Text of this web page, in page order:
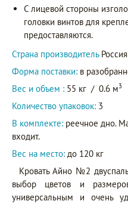
С лицевой стороны
головки винтов для
предоставляются.
Страна производитель Россия
Форма поставки: в
Вес и объем : 55 кг / 0.6 м3
Количество упаковок: 3
В комплекте: реечное дно.
входит.
Вес на место: до 120 кг
Кровать Айно №2
выбор цветов и
универсальным и очень